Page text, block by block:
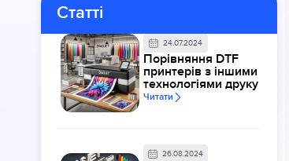
Статті
24.07.2024
Порівняння DTF
принтерів з іншими
технологіями друку
Читати
26.08.2024